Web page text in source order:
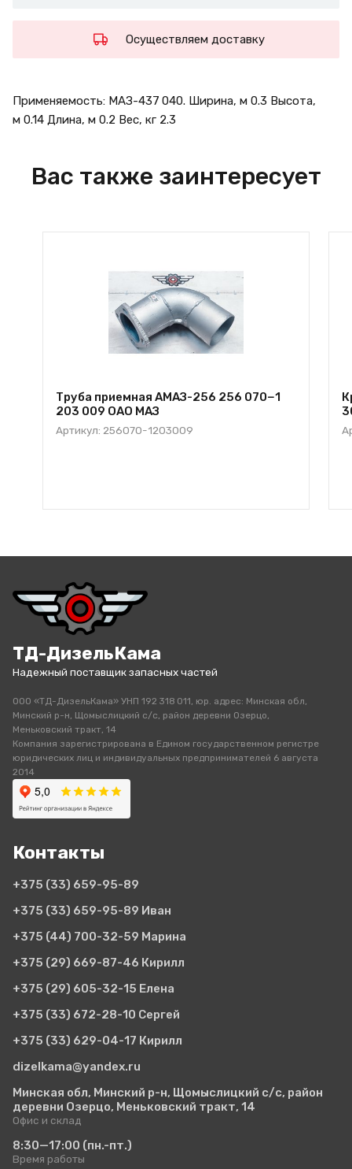
Осуществляем доставку
Применяемость: МАЗ-437 040. Ширина, м 0.3 Высота,
м 0.14 Длина, м 0.2 Вес, кг 2.3
Вас также заинтересует
Труба приемная АМАЗ-256 256 070−1
203 009 ОАО МАЗ
Артикул: 256070-1203009
ТД-ДизельКама
Надежный поставщик запасных частей
ООО «ТД-ДизельКама» УНП 192 318 011, юр. адрес: Минская обл,
Минский р-н, Щомыслицкий с/с, район деревни Озерцо,
Меньковский тракт, 14
Компания зарегистрирована в Едином государственном регистре
юридических лиц и индивидуальных предпринимателей 6 августа
2014
Контакты
+375 (33) 659-95-89
+375 (33) 659-95-89 Иван
+375 (44) 700-32-59 Марина
+375 (29) 669-87-46 Кирилл
+375 (29) 605-32-15 Елена
+375 (33) 672-28-10 Сергей
+375 (33) 629-04-17 Кирилл
dizelkama@yandex.ru
Минская обл, Минский р-н, Щомыслицкий с/с, район
деревни Озерцо, Меньковский тракт, 14
Офис и склад
8:30—17:00 (пн.-пт.)
Время работы